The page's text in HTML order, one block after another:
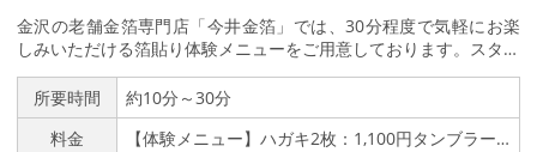
ツ）もご堪能いただけます。※器は梱包して、当日お持ち帰りいた
だけます。
金沢の老舗金箔専門店「今井金箔」では、30分程度で気軽にお楽
しみいただける箔貼り体験メニューをご用意しております。スタッ
フが丁寧に指導いたしますので、小さなお子様から年齢問わず体験
していただけます。体験された方はお土産品のお買物10％割引の
特典付き。
所要時間
約10分～30分
料金
【体験メニュー】ハガキ2枚：1,100円タンブラー：2,200円ステンレスボトル：3,300円ポーチ：1,650円マイバッグ：2,200円バッチ：880円